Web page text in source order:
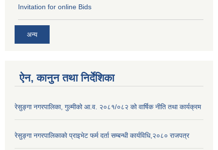
Invitation for online Bids
अन्य
ऐन, कानुन तथा निर्देशिका
रेसुङ्गा नगरपालिका, गुल्मीको आ.व. २०८१/०८२ को वार्षिक नीति तथा कार्यक्रम
रेसुङ्गा नगरपालिकाकाे प्राइभेट फर्म दर्ता सम्बन्धी कार्यविधि,२०८० राजपत्र